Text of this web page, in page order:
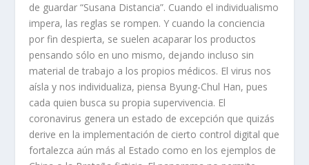
de guardar “Susana Distancia”. Cuando el individualismo
impera, las reglas se rompen. Y cuando la conciencia
por fin despierta, se suelen acaparar los productos
pensando sólo en uno mismo, dejando incluso sin
material de trabajo a los propios médicos. El virus nos
aísla y nos individualiza, piensa Byung-Chul Han, pues
cada quien busca su propia supervivencia. El
coronavirus genera un estado de excepción que quizás
derive en la implementación de cierto control digital que
fortalezca aún más al Estado como en los ejemplos de